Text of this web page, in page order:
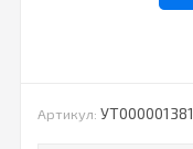
Артикул: УТ000001381